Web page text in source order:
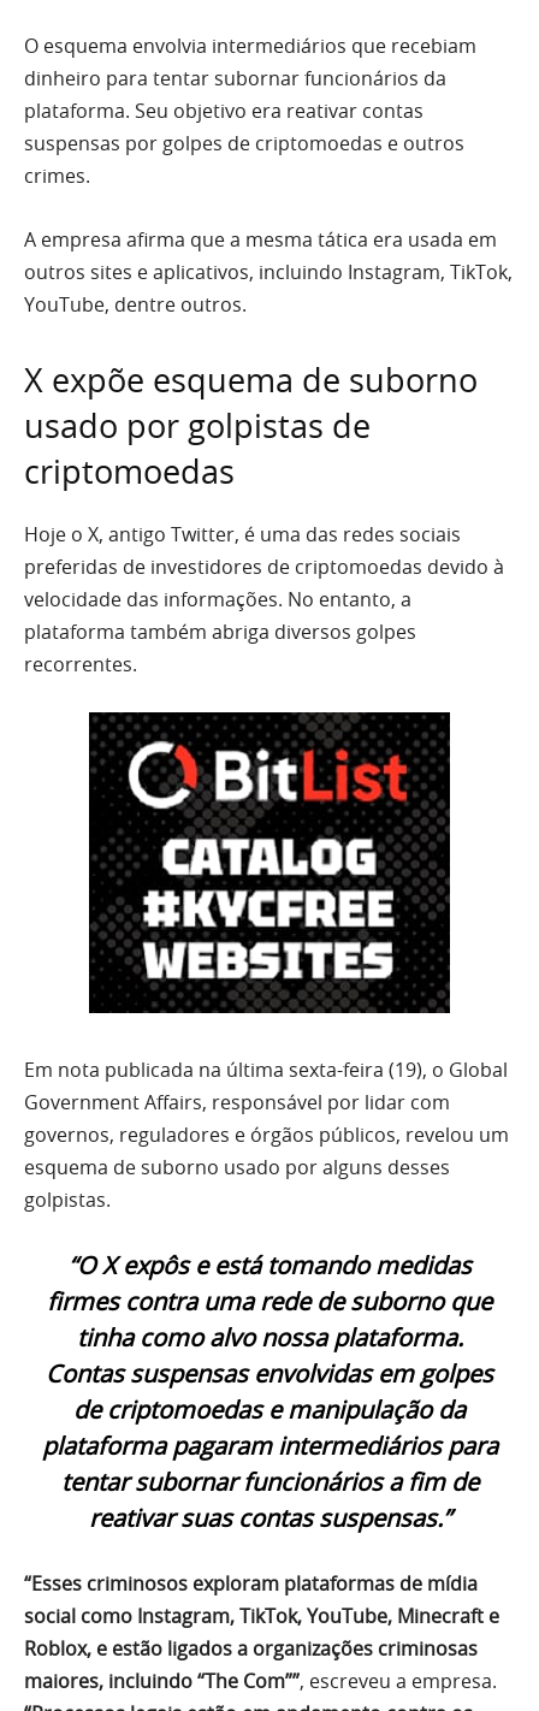
O esquema envolvia intermediários que recebiam
dinheiro para tentar subornar funcionários da
plataforma. Seu objetivo era reativar contas
suspensas por golpes de criptomoedas e outros
crimes.
A empresa afirma que a mesma tática era usada em
outros sites e aplicativos, incluindo Instagram, TikTok,
YouTube, dentre outros.
X expõe esquema de suborno
usado por golpistas de
criptomoedas
Hoje o X, antigo Twitter, é uma das redes sociais
preferidas de investidores de criptomoedas devido à
velocidade das informações. No entanto, a
plataforma também abriga diversos golpes
recorrentes.
Em nota publicada na última sexta-feira (19), o Global
Government Affairs, responsável por lidar com
governos, reguladores e órgãos públicos, revelou um
esquema de suborno usado por alguns desses
golpistas.
“O X expôs e está tomando medidas
firmes contra uma rede de suborno que
tinha como alvo nossa plataforma.
Contas suspensas envolvidas em golpes
de criptomoedas e manipulação da
plataforma pagaram intermediários para
tentar subornar funcionários a fim de
reativar suas contas suspensas.”
“Esses criminosos exploram plataformas de mídia
social como Instagram, TikTok, YouTube, Minecraft e
Roblox, e estão ligados a organizações criminosas
maiores, incluindo “The Com””, escreveu a empresa.